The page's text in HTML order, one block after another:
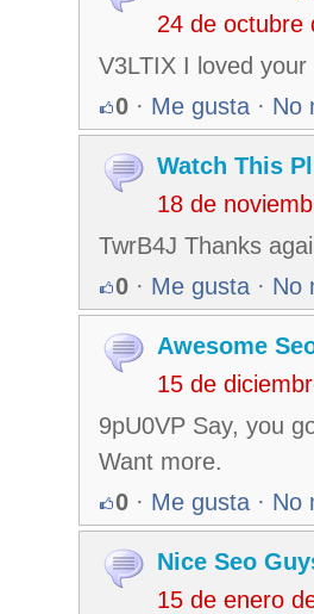
24 de octubre
V3LTIX I loved
0 · Me gusta · No
Watch This
18 de
TwrB4J Thanks
0 · Me gusta · No
Awesome
15 de
9pU0VP Say, you
Want more.
0 · Me gusta · No
Nice Seo
15 de enero